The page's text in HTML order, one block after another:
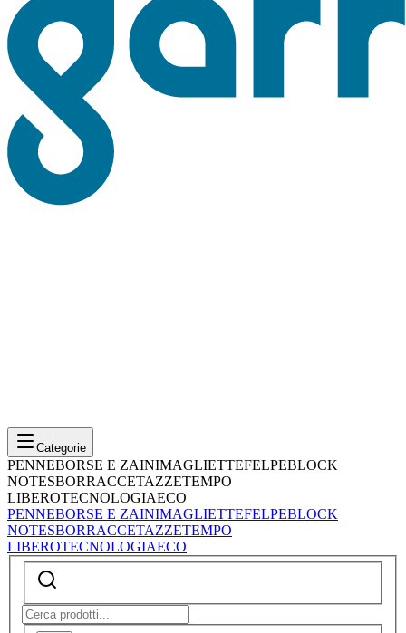
Categorie
PENNEBORSE E ZAINIMAGLIETTEFELPEBLOCK
NOTESBORRACCETAZZETEMPO
LIBEROTECNOLOGIAECO
PENNEBORSE E ZAINIMAGLIETTEFELPEBLOCK
NOTESBORRACCETAZZETEMPO
LIBEROTECNOLOGIAECO